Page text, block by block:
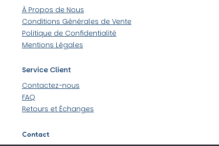
À Propos de Nous
Conditions Générales de Vente
Politique de Confidentialité
Mentions Légales
Service Client
Contactez-nous
FAQ
Retours et Échanges
Contact